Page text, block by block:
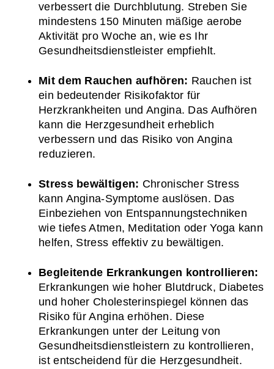
verbessert die Durchblutung. Streben Sie
mindestens 150 Minuten mäßige aerobe
Aktivität pro Woche an, wie es Ihr
Gesundheitsdienstleister empfiehlt.
Mit dem Rauchen aufhören: Rauchen ist
ein bedeutender Risikofaktor für
Herzkrankheiten und Angina. Das Aufhören
kann die Herzgesundheit erheblich
verbessern und das Risiko von Angina
reduzieren.
Stress bewältigen: Chronischer Stress
kann Angina-Symptome auslösen. Das
Einbeziehen von Entspannungstechniken
wie tiefes Atmen, Meditation oder Yoga kann
helfen, Stress effektiv zu bewältigen.
Begleitende Erkrankungen kontrollieren:
Erkrankungen wie hoher Blutdruck, Diabetes
und hoher Cholesterinspiegel können das
Risiko für Angina erhöhen. Diese
Erkrankungen unter der Leitung von
Gesundheitsdienstleistern zu kontrollieren,
ist entscheidend für die Herzgesundheit.